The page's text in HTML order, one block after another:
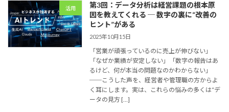
活用
第3回：データ分析は経営課題の根本原
因を教えてくれる ─ 数字の裏に“改善の
ヒント”がある
2025年10月15日
「営業が頑張っているのに売上が伸びない」
「なぜか業績が安定しない」「数字の報告はあ
るけど、何が本当の問題なのかわからない」
──こうした声を、経営者や管理職の方からよ
く耳にします。実は、これらの悩みの多くは“デ
ータの見方 […]